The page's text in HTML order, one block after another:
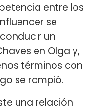
entre los
se
un
en Olga y,
términos con
se rompió.
una relación